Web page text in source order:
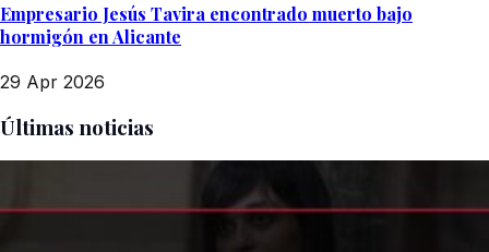
Empresario Jesús Tavira encontrado muerto bajo
hormigón en Alicante
29 Apr 2026
Últimas noticias